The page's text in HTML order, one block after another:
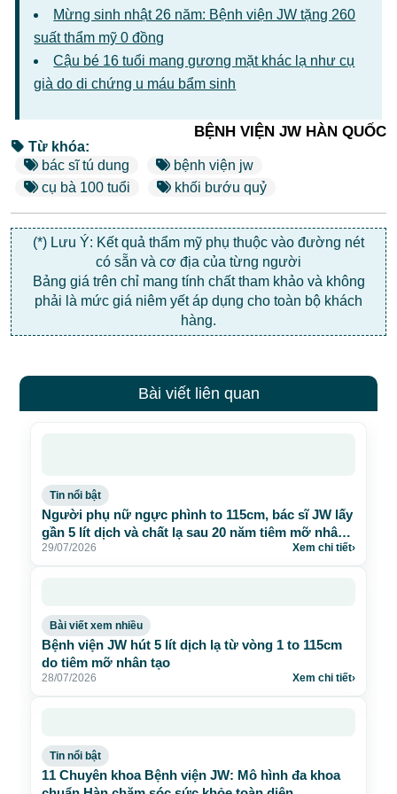
Mừng sinh nhật 26 năm: Bệnh viện JW tặng 260
suất thẩm mỹ 0 đồng
Cậu bé 16 tuổi mang gương mặt khác lạ như cụ
già do di chứng u máu bẩm sinh
BỆNH VIỆN JW HÀN QUỐC
Từ khóa:
bác sĩ tú dung
bệnh viện jw
cụ bà 100 tuổi
khối bướu quỷ
(*) Lưu Ý: Kết quả thẩm mỹ phụ thuộc vào đường nét
có sẵn và cơ địa của từng người
Bảng giá trên chỉ mang tính chất tham khảo và không
phải là mức giá niêm yết áp dụng cho toàn bộ khách
hàng.
Bài viết liên quan
Tin nổi bật
Người phụ nữ ngực phình to 115cm, bác sĩ JW lấy
gần 5 lít dịch và chất lạ sau 20 năm tiêm mỡ nhân
tạo
29/07/2026 Xem chi tiết›
Bài viết xem nhiều
Bệnh viện JW hút 5 lít dịch lạ từ vòng 1 to 115cm
do tiêm mỡ nhân tạo
28/07/2026 Xem chi tiết›
Tin nổi bật
11 Chuyên khoa Bệnh viện JW: Mô hình đa khoa